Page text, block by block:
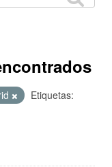
Etiquetas: